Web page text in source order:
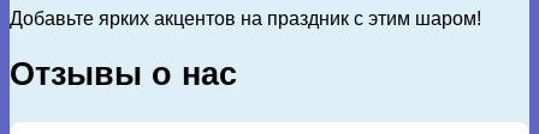
Добавьте ярких акцентов на праздник с этим шаром!
Отзывы о нас